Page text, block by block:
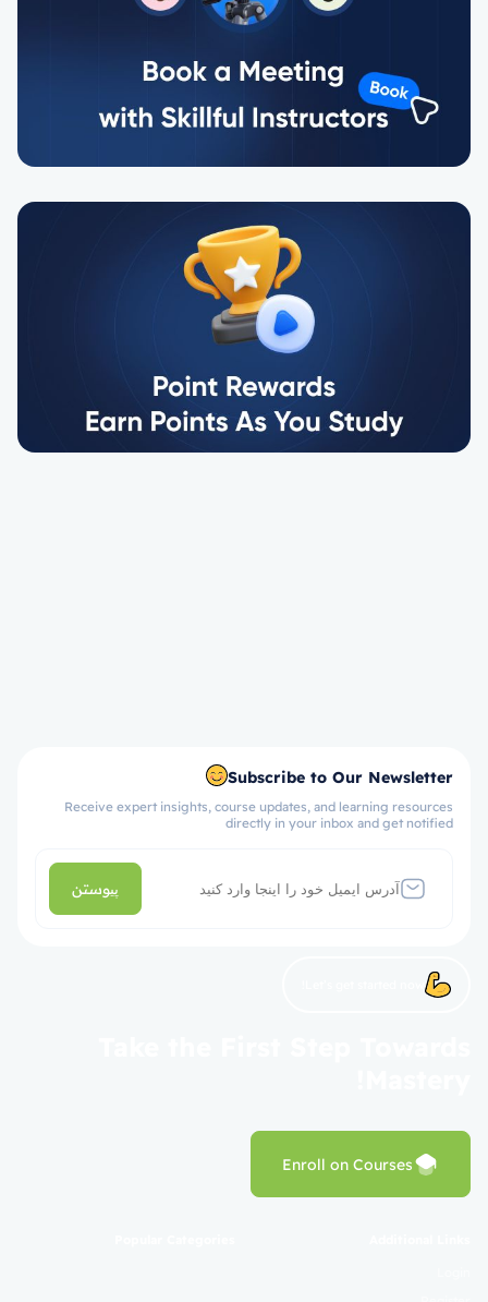
Subscribe to Our Newsletter
Receive expert insights, course updates, and learning resources
directly in your inbox and get notified
پیوستن
Let’s get started now!
Enroll on Courses